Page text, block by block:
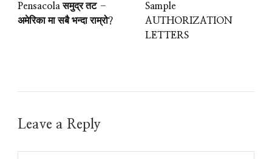
Pensacola समुद्र तट –
अमेरिका मा सबै भन्दा राम्रो?
Sample
AUTHORIZATION
LETTERS
Leave a Reply